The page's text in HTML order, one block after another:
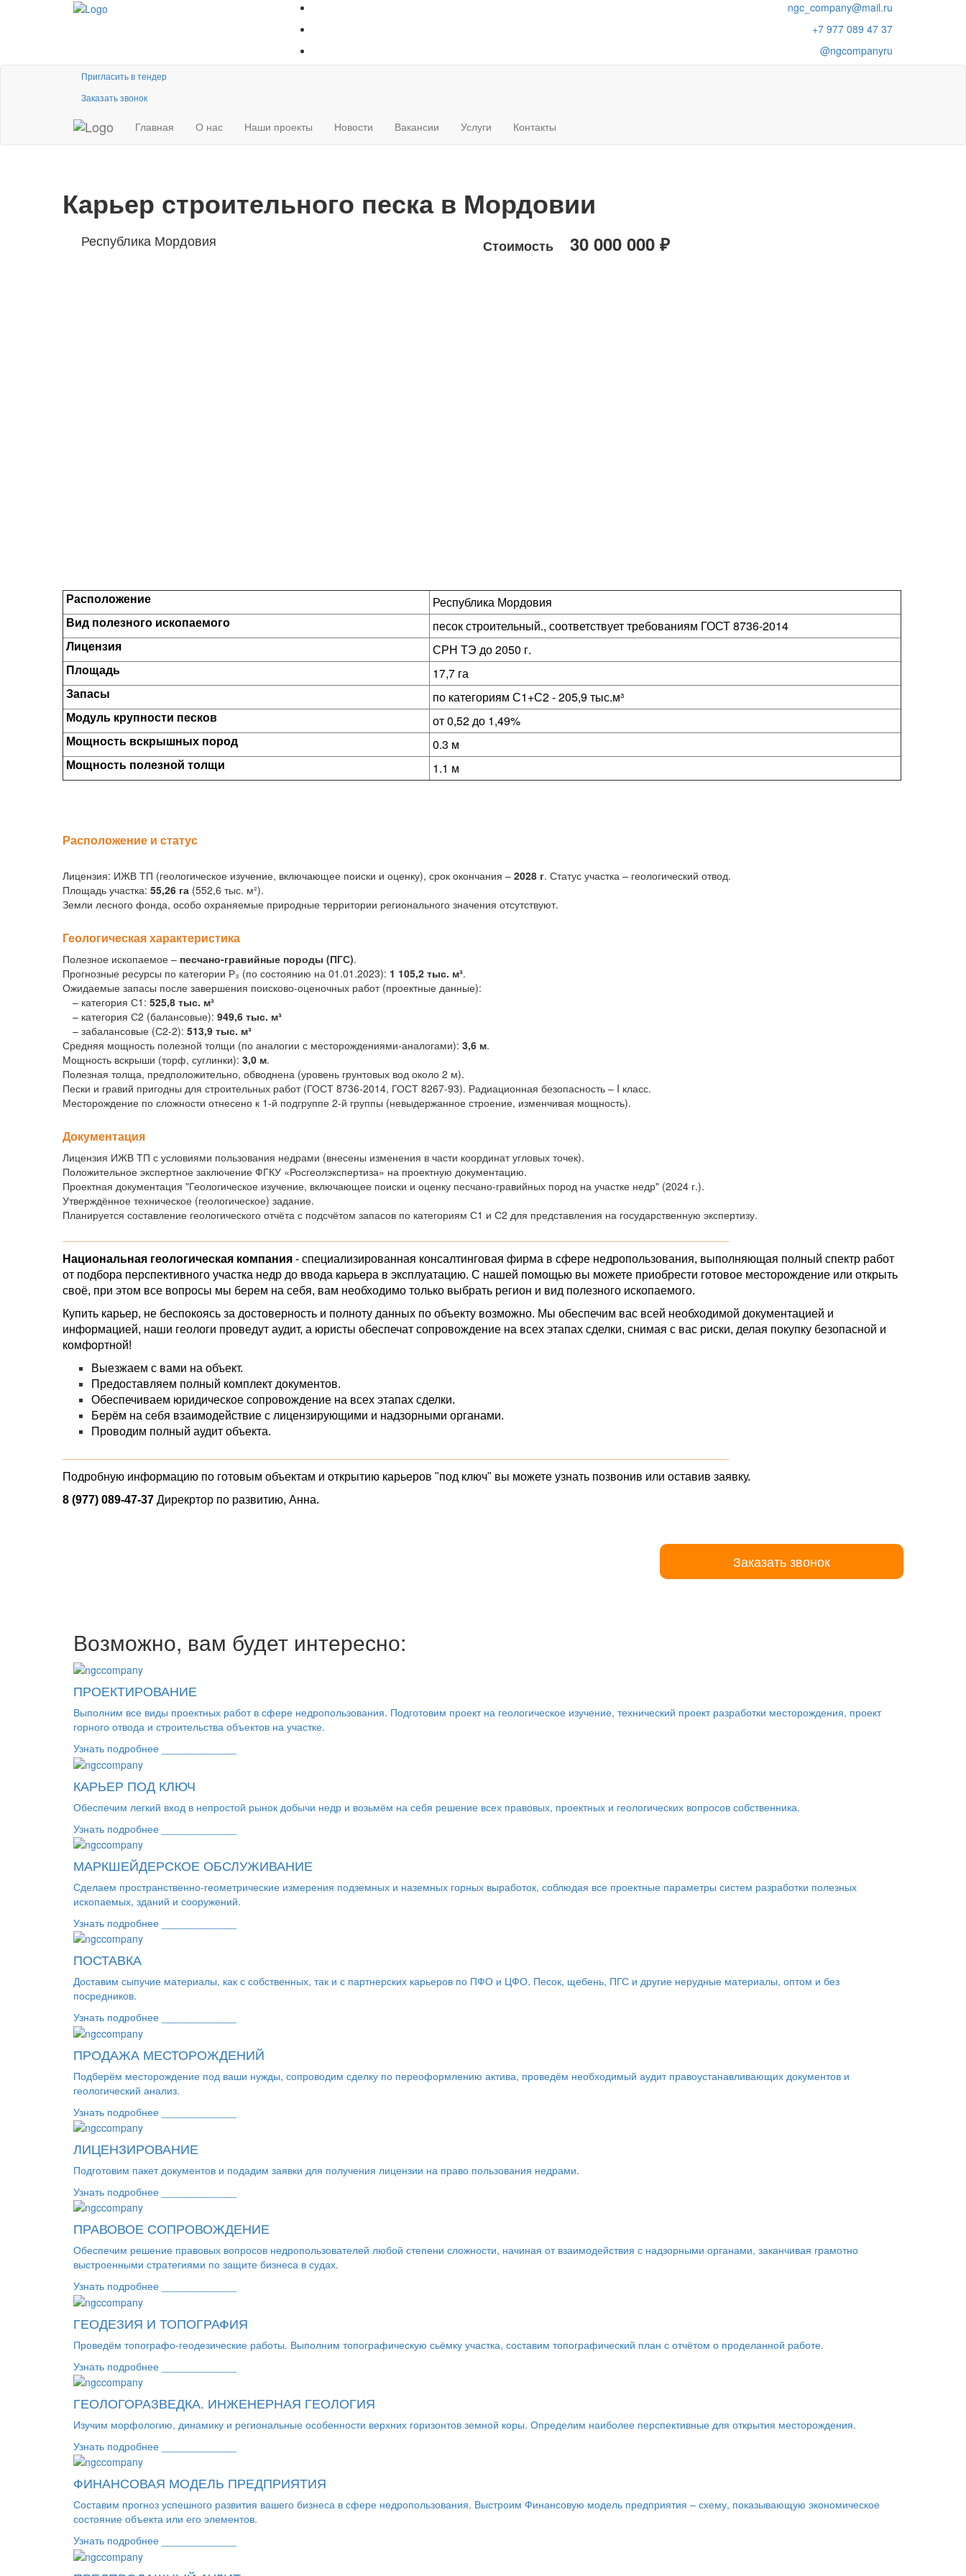
ngc_company@mail.ru
+7 977 089 47 37
@ngcompanyru
Пригласить в тендер
Заказать звонок
Главная О нас Наши проекты Новости Вакансии Услуги Контакты
Карьер строительного песка в Мордовии
Республика Мордовия Стоимость 30 000 000 ₽
Расположение
Республика Мордовия
Вид полезного ископаемого
песок строительный., соответствует требованиям ГОСТ 8736-2014
Лицензия
СРН ТЭ до 2050 г.
Площадь
17,7 га
Запасы
по категориям С1+С2 - 205,9 тыс.м³
Модуль крупности песков
от 0,52 до 1,49%
Мощность вскрышных пород
0.3 м
Мощность полезной толщи
1.1 м
Расположение и статус
Лицензия: ИЖВ ТП (геологическое изучение, включающее поиски и оценку), срок окончания – 2028 г. Статус участка – геологический отвод.
Площадь участка: 55,26 га (552,6 тыс. м²).
Земли лесного фонда, особо охраняемые природные территории регионального значения отсутствуют.
Геологическая характеристика
Полезное ископаемое – песчано-гравийные породы (ПГС).
Прогнозные ресурсы по категории Р₃ (по состоянию на 01.01.2023): 1 105,2 тыс. м³.
Ожидаемые запасы после завершения поисково-оценочных работ (проектные данные):
– категория С1: 525,8 тыс. м³
– категория С2 (балансовые): 949,6 тыс. м³
– забалансовые (С2-2): 513,9 тыс. м³
Средняя мощность полезной толщи (по аналогии с месторождениями-аналогами): 3,6 м.
Мощность вскрыши (торф, суглинки): 3,0 м.
Полезная толща, предположительно, обводнена (уровень грунтовых вод около 2 м).
Пески и гравий пригодны для строительных работ (ГОСТ 8736-2014, ГОСТ 8267-93). Радиационная безопасность – I класс.
Месторождение по сложности отнесено к 1-й подгруппе 2-й группы (невыдержанное строение, изменчивая мощность).
Документация
Лицензия ИЖВ ТП с условиями пользования недрами (внесены изменения в части координат угловых точек).
Положительное экспертное заключение ФГКУ «Росгеолэкспертиза» на проектную документацию.
Проектная документация "Геологическое изучение, включающее поиски и оценку песчано-гравийных пород на участке недр" (2024 г.).
Утверждённое техническое (геологическое) задание.
Планируется составление геологического отчёта с подсчётом запасов по категориям С1 и С2 для представления на государственную экспертизу.
Национальная геологическая компания - специализированная консалтинговая фирма в сфере недропользования, выполняющая полный спектр работ
от подбора перспективного участка недр до ввода карьера в эксплуатацию. С нашей помощью вы можете приобрести готовое месторождение или открыть
своё, при этом все вопросы мы берем на себя, вам необходимо только выбрать регион и вид полезного ископаемого.
Купить карьер, не беспокоясь за достоверность и полноту данных по объекту возможно. Мы обеспечим вас всей необходимой документацией и
информацией, наши геологи проведут аудит, а юристы обеспечат сопровождение на всех этапах сделки, снимая с вас риски, делая покупку безопасной и
комфортной!
Выезжаем с вами на объект.
Предоставляем полный комплект документов.
Обеспечиваем юридическое сопровождение на всех этапах сделки.
Берём на себя взаимодействие с лицензирующими и надзорными органами.
Проводим полный аудит объекта.
Подробную информацию по готовым объектам и открытию карьеров "под ключ" вы можете узнать позвонив или оставив заявку.
8 (977) 089-47-37 Дирекртор по развитию, Анна.
Заказать звонок
Возможно, вам будет интересно:
ПРОЕКТИРОВАНИЕ
Выполним все виды проектных работ в сфере недропользования. Подготовим проект на геологическое изучение, технический проект разработки месторождения, проект
горного отвода и строительства объектов на участке.
Узнать подробнее _____________
КАРЬЕР ПОД КЛЮЧ
Обеспечим легкий вход в непростой рынок добычи недр и возьмём на себя решение всех правовых, проектных и геологических вопросов собственника.
Узнать подробнее _____________
МАРКШЕЙДЕРСКОЕ ОБСЛУЖИВАНИЕ
Сделаем пространственно-геометрические измерения подземных и наземных горных выработок, соблюдая все проектные параметры систем разработки полезных
ископаемых, зданий и сооружений.
Узнать подробнее _____________
ПОСТАВКА
Доставим сыпучие материалы, как с собственных, так и с партнерских карьеров по ПФО и ЦФО. Песок, щебень, ПГС и другие нерудные материалы, оптом и без
посредников.
Узнать подробнее _____________
ПРОДАЖА МЕСТОРОЖДЕНИЙ
Подберём месторождение под ваши нужды, сопроводим сделку по переоформлению актива, проведём необходимый аудит правоустанавливающих документов и
геологический анализ.
Узнать подробнее _____________
ЛИЦЕНЗИРОВАНИЕ
Подготовим пакет документов и подадим заявки для получения лицензии на право пользования недрами.
Узнать подробнее _____________
ПРАВОВОЕ СОПРОВОЖДЕНИЕ
Обеспечим решение правовых вопросов недропользователей любой степени сложности, начиная от взаимодействия с надзорными органами, заканчивая грамотно
выстроенными стратегиями по защите бизнеса в судах.
Узнать подробнее _____________
ГЕОДЕЗИЯ И ТОПОГРАФИЯ
Проведём топографо-геодезические работы. Выполним топографическую сьёмку участка, составим топографический план с отчётом о проделанной работе.
Узнать подробнее _____________
ГЕОЛОГОРАЗВЕДКА. ИНЖЕНЕРНАЯ ГЕОЛОГИЯ
Изучим морфологию, динамику и региональные особенности верхних горизонтов земной коры. Определим наиболее перспективные для открытия месторождения.
Узнать подробнее _____________
ФИНАНСОВАЯ МОДЕЛЬ ПРЕДПРИЯТИЯ
Составим прогноз успешного развития вашего бизнеса в сфере недропользования. Выстроим Финансовую модель предприятия – схему, показывающую экономическое
состояние объекта или его элементов.
Узнать подробнее _____________